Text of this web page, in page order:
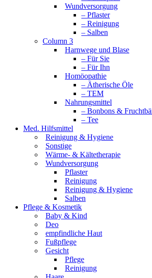
Wundversorgung
– Pflaster
– Reinigung
– Salben
Column 3
Harnwege und Blase
– Für Sie
– Für Ihn
Homöopathie
– Ätherische Öle
– TEM
Nahrungsmittel
– Bonbons &
– Tee
Med. Hilfsmittel
Reinigung & Hygiene
Sonstige
Wärme- & Kältetherapie
Wundversorgung
Pflaster
Reinigung
Reinigung & Hygiene
Salben
Pflege & Kosmetik
Baby & Kind
Deo
empfindliche Haut
Fußpflege
Gesicht
Pflege
Reinigung